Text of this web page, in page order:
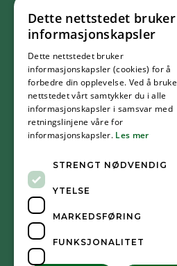
FØLG OSS
Facebook
YouTube
Dette nettstedet bruker
informasjonskapsler
Dette nettstedet bruker
informasjonskapsler (cookies) for å
forbedre din opplevelse. Ved å bruke
nettstedet vårt samtykker du i alle
informasjonskapsler i samsvar med
retningslinjene våre for
informasjonskapsler. Les mer
STRENGT NØDVENDIG
YTELSE
MARKEDSFØRING
FUNKSJONALITET